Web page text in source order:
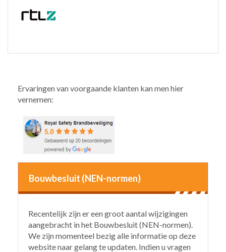
Ervaringen van voorgaande klanten kan men hier
vernemen:
Bouwbesluit (NEN-normen)
Recentelijk zijn er een groot aantal wijzigingen
aangebracht in het Bouwbesluit (NEN-normen).
We zijn momenteel bezig alle informatie op deze
website naar gelang te updaten. Indien u vragen